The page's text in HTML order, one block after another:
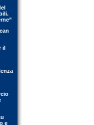
il
e